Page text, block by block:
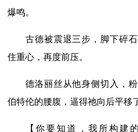
爆鸣。
古德被震退三步，脚下碎
住重心，再度前压。
德洛丽丝从他身侧切入，
伯特伦的腰腹，逼得祂向后平移
【你要知道，我所构建